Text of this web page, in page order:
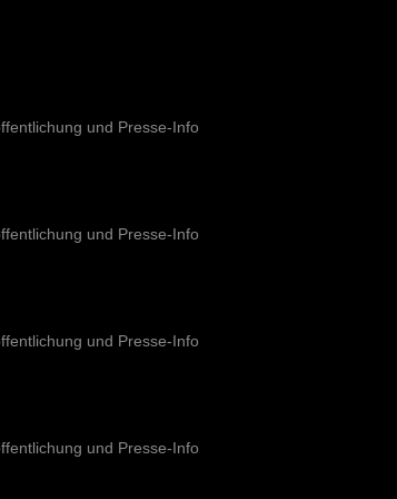
und Presse-Info
und Presse-Info
und Presse-Info
und Presse-Info